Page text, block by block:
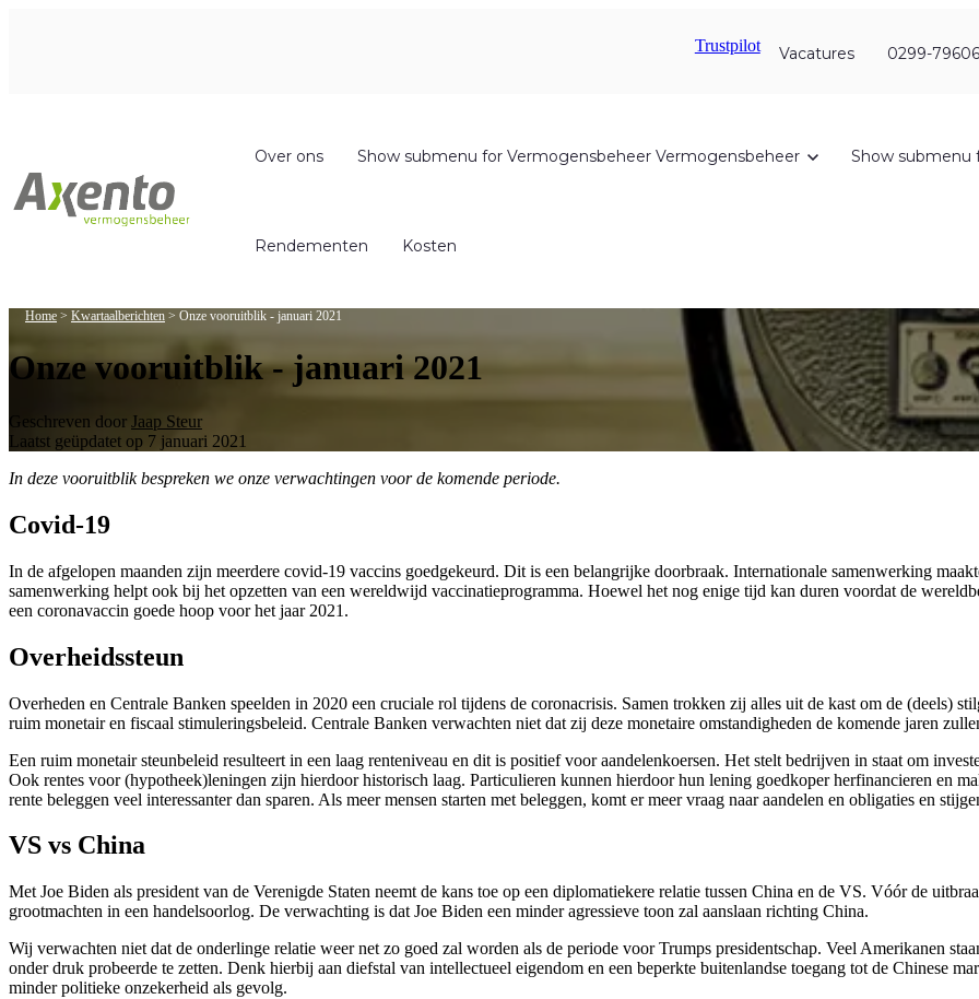
Trustpilot Vacatures 0299-
Over ons Show submenu for Vermogensbeheer Vermogensbeheer Show submenu
Rendementen Kosten
Home > Kwartaalberichten > Onze vooruitblik - januari 2021
Onze vooruitblik - januari 2021
Geschreven door Jaap Steur
Laatst geüpdatet op 7 januari 2021
In deze vooruitblik bespreken we onze verwachtingen voor de komende periode.
Covid-19
In de afgelopen maanden zijn meerdere covid-19 vaccins goedgekeurd. Dit is een belangrijke doorbraak. Internationale samenwerking
samenwerking helpt ook bij het opzetten van een wereldwijd vaccinatieprogramma. Hoewel het nog enige tijd kan duren voordat de
een coronavaccin goede hoop voor het jaar 2021.
Overheidssteun
Overheden en Centrale Banken speelden in 2020 een cruciale rol tijdens de coronacrisis. Samen trokken zij alles uit de kast om de (deels)
ruim monetair en fiscaal stimuleringsbeleid. Centrale Banken verwachten niet dat zij deze monetaire omstandigheden de komende jaren
Een ruim monetair steunbeleid resulteert in een laag renteniveau en dit is positief voor aandelenkoersen. Het stelt bedrijven in staat om
Ook rentes voor (hypotheek)leningen zijn hierdoor historisch laag. Particulieren kunnen hierdoor hun lening goedkoper herfinancieren en
rente beleggen veel interessanter dan sparen. Als meer mensen starten met beleggen, komt er meer vraag naar aandelen en obligaties en
VS vs China
Met Joe Biden als president van de Verenigde Staten neemt de kans toe op een diplomatiekere relatie tussen China en de VS. Vóór de
grootmachten in een handelsoorlog. De verwachting is dat Joe Biden een minder agressieve toon zal aanslaan richting China.
Wij verwachten niet dat de onderlinge relatie weer net zo goed zal worden als de periode voor Trumps presidentschap. Veel Amerikanen
onder druk probeerde te zetten. Denk hierbij aan diefstal van intellectueel eigendom en een beperkte buitenlandse toegang tot de Chinese
minder politieke onzekerheid als gevolg.